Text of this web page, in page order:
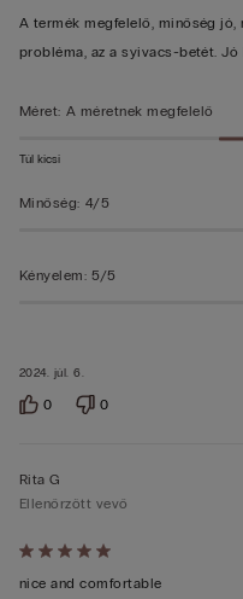
2024. júl. 6.
A termék megfelelő, minőség jó,
probléma, az a syivacs-betét.
Méret: A méretnek megfelelő
Túl kicsi
Minőség: 4/5
Kényelem: 5/5
0 0
Értékelés:
5/5
Rita G
Ellenőrzött vevő
nice and comfortable